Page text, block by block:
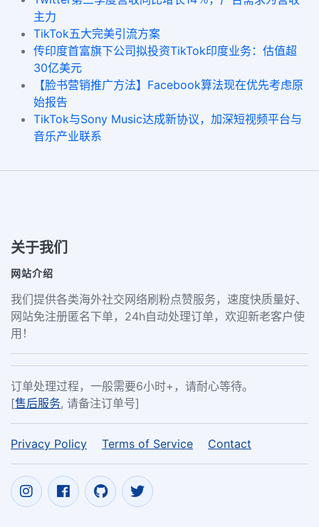
主力
TikTok五大完美引流方案
传印度首富旗下公司拟投资TikTok印度业务：估值超
30亿美元
【脸书营销推广方法】Facebook算法现在优先考虑原
始报告
TikTok与Sony Music达成新协议，加深短视频平台与
音乐产业联系
关于我们
网站介绍
我们提供各类海外社交网络刷粉点赞服务，速度快质量好、
网站免注册匿名下单，24h自动处理订单，欢迎新老客户使
用！
订单处理过程，一般需要6小时+，请耐心等待。
[售后服务, 请备注订单号]
Privacy Policy Terms of Service Contact